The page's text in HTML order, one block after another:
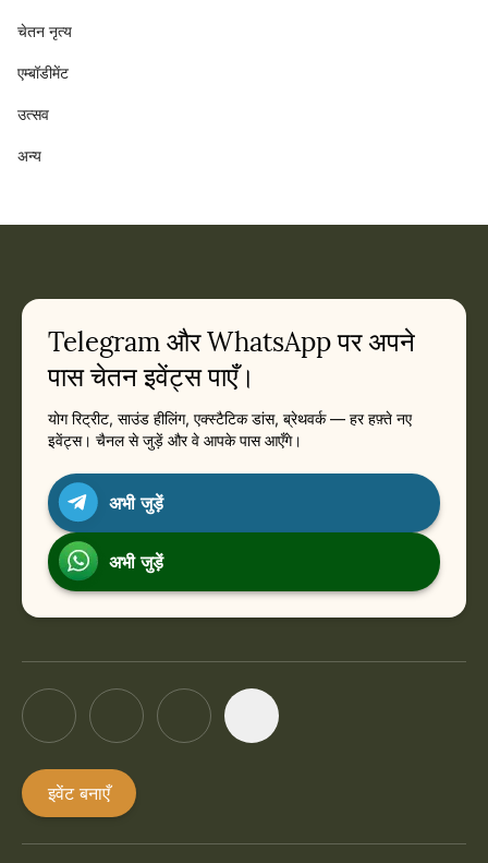
चेतन नृत्य
एम्बॉडीमेंट
उत्सव
अन्य
Telegram और WhatsApp पर अपने
पास चेतन इवेंट्स पाएँ।
योग रिट्रीट, साउंड हीलिंग, एक्स्टैटिक डांस, ब्रेथवर्क — हर हफ़्ते नए
इवेंट्स। चैनल से जुड़ें और वे आपके पास आएँगे।
अभी जुड़ें
अभी जुड़ें
इवेंट बनाएँ